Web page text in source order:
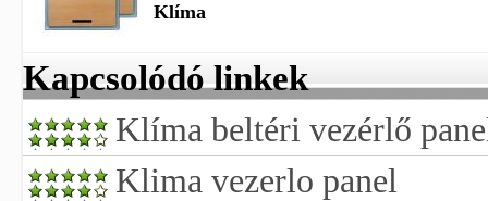
Klíma
Kapcsolódó linkek
Klíma beltéri vezérlő
Klima vezerlo panel